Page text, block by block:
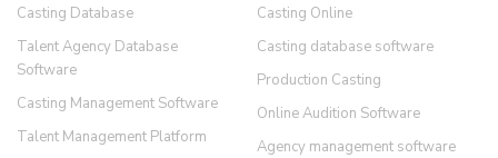
Casting Database
Talent Agency Database
Software
Casting Management Software
Talent Management Platform
Casting Online
Casting database software
Production Casting
Online Audition Software
Agency management software